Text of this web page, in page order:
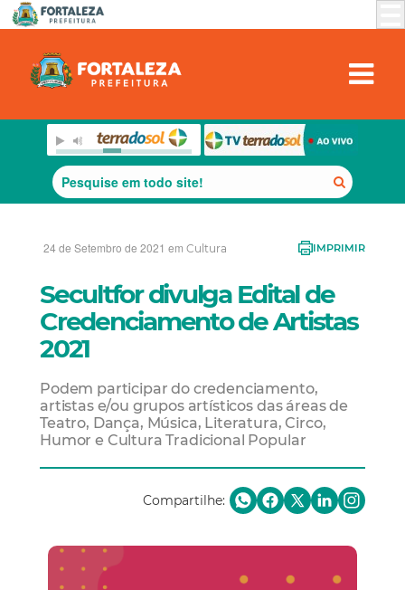
24 de Setembro de 2021 em Cultura IMPRIMIR
Secultfor divulga Edital de
Credenciamento de Artistas
2021
Podem participar do credenciamento,
artistas e/ou grupos artísticos das áreas de
Teatro, Dança, Música, Literatura, Circo,
Humor e Cultura Tradicional Popular
Compartilhe: